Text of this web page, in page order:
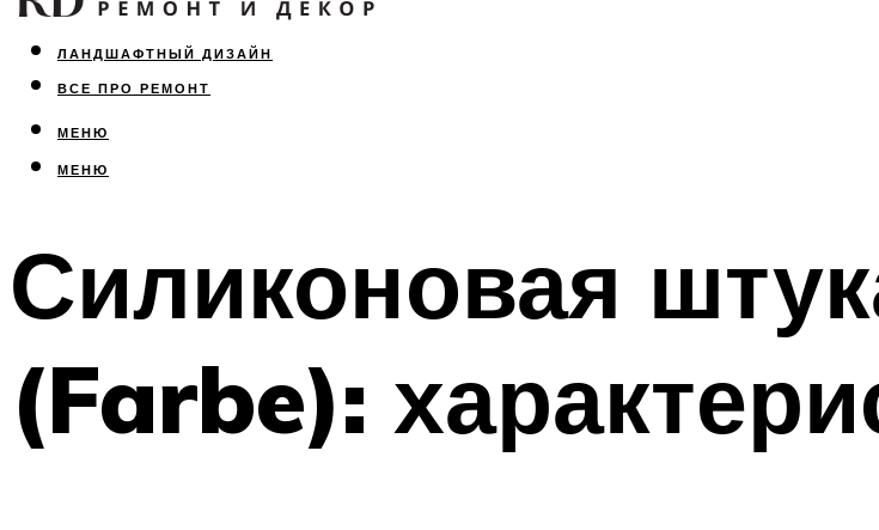
ДИЗАЙН ИНТЕРЬЕРА
ЛАНДШАФТНЫЙ ДИЗАЙН
ВСЕ ПРО РЕМОНТ
МЕНЮ
МЕНЮ
Силиконовая
(Farbe):